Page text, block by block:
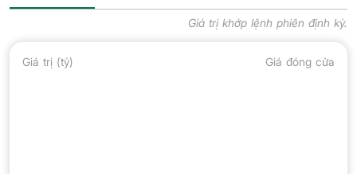
Giá trị khớp lệnh phiên định kỳ.
Giá trị (tỷ) Giá đóng cửa